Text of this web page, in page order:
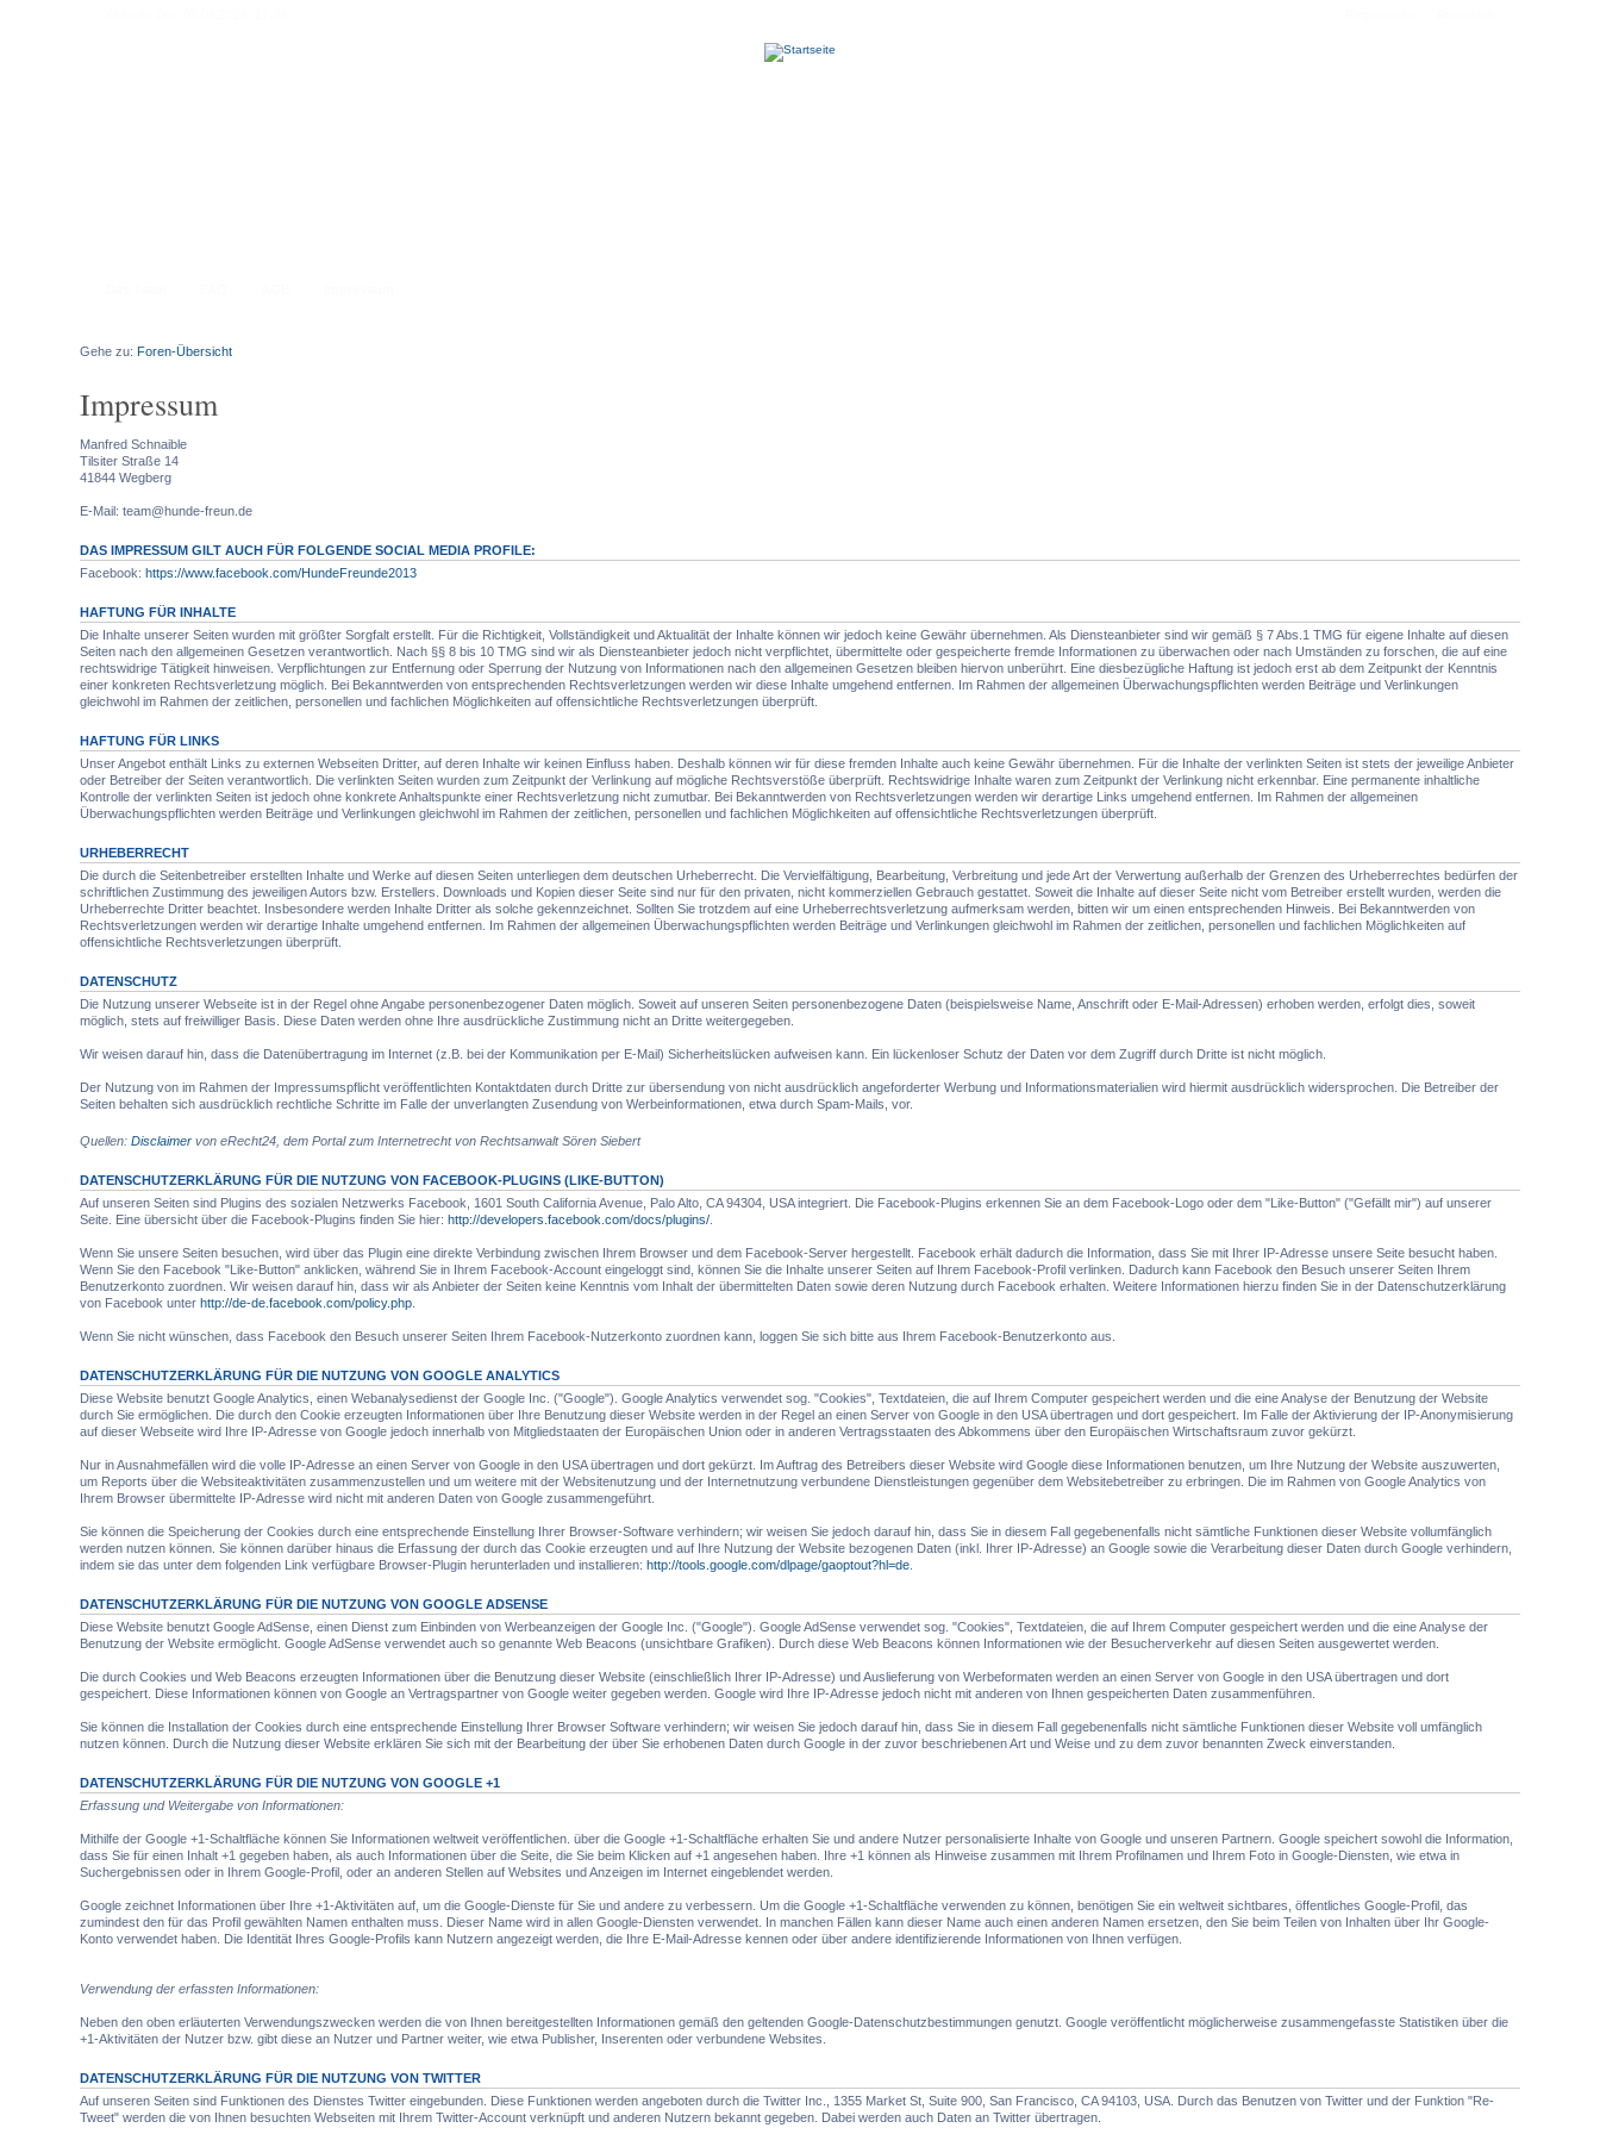
Gehe zu: Foren-Übersicht
Impressum
Manfred Schnaible
Tilsiter Straße 14
41844 Wegberg
E-Mail: team@hunde-freun.de
DAS IMPRESSUM GILT AUCH FÜR FOLGENDE SOCIAL MEDIA PROFILE:
Facebook:https://www.facebook.com/HundeFreunde2013
HAFTUNG FÜR INHALTE
Die Inhalte unserer Seiten wurden mit größter Sorgfalt erstellt. Für die Richtigkeit, Vollständigkeit und Aktualität der Inhalte können wir jedoch keine Gewähr übernehmen. Als Diensteanbieter sind wir gemäß § 7 Abs.1 TMG für eigene Inhalte auf diesen
Seiten nach den allgemeinen Gesetzen verantwortlich. Nach §§ 8 bis 10 TMG sind wir als Diensteanbieter jedoch nicht verpflichtet, übermittelte oder gespeicherte fremde Informationen zu überwachen oder nach Umständen zu forschen, die auf eine
rechtswidrige Tätigkeit hinweisen. Verpflichtungen zur Entfernung oder Sperrung der Nutzung von Informationen nach den allgemeinen Gesetzen bleiben hiervon unberührt. Eine diesbezügliche Haftung ist jedoch erst ab dem Zeitpunkt der Kenntnis
einer konkreten Rechtsverletzung möglich. Bei Bekanntwerden von entsprechenden Rechtsverletzungen werden wir diese Inhalte umgehend entfernen. Im Rahmen der allgemeinen Überwachungspflichten werden Beiträge und Verlinkungen
gleichwohl im Rahmen der zeitlichen, personellen und fachlichen Möglichkeiten auf offensichtliche Rechtsverletzungen überprüft.
HAFTUNG FÜR LINKS
Unser Angebot enthält Links zu externen Webseiten Dritter, auf deren Inhalte wir keinen Einfluss haben. Deshalb können wir für diese fremden Inhalte auch keine Gewähr übernehmen. Für die Inhalte der verlinkten Seiten ist stets der jeweilige Anbieter
oder Betreiber der Seiten verantwortlich. Die verlinkten Seiten wurden zum Zeitpunkt der Verlinkung auf mögliche Rechtsverstöße überprüft. Rechtswidrige Inhalte waren zum Zeitpunkt der Verlinkung nicht erkennbar. Eine permanente inhaltliche
Kontrolle der verlinkten Seiten ist jedoch ohne konkrete Anhaltspunkte einer Rechtsverletzung nicht zumutbar. Bei Bekanntwerden von Rechtsverletzungen werden wir derartige Links umgehend entfernen. Im Rahmen der allgemeinen
Überwachungspflichten werden Beiträge und Verlinkungen gleichwohl im Rahmen der zeitlichen, personellen und fachlichen Möglichkeiten auf offensichtliche Rechtsverletzungen überprüft.
URHEBERRECHT
Die durch die Seitenbetreiber erstellten Inhalte und Werke auf diesen Seiten unterliegen dem deutschen Urheberrecht. Die Vervielfältigung, Bearbeitung, Verbreitung und jede Art der Verwertung außerhalb der Grenzen des Urheberrechtes bedürfen der
schriftlichen Zustimmung des jeweiligen Autors bzw. Erstellers. Downloads und Kopien dieser Seite sind nur für den privaten, nicht kommerziellen Gebrauch gestattet. Soweit die Inhalte auf dieser Seite nicht vom Betreiber erstellt wurden, werden die
Urheberrechte Dritter beachtet. Insbesondere werden Inhalte Dritter als solche gekennzeichnet. Sollten Sie trotzdem auf eine Urheberrechtsverletzung aufmerksam werden, bitten wir um einen entsprechenden Hinweis. Bei Bekanntwerden von
Rechtsverletzungen werden wir derartige Inhalte umgehend entfernen. Im Rahmen der allgemeinen Überwachungspflichten werden Beiträge und Verlinkungen gleichwohl im Rahmen der zeitlichen, personellen und fachlichen Möglichkeiten auf
offensichtliche Rechtsverletzungen überprüft.
DATENSCHUTZ
Die Nutzung unserer Webseite ist in der Regel ohne Angabe personenbezogener Daten möglich. Soweit auf unseren Seiten personenbezogene Daten (beispielsweise Name, Anschrift oder E-Mail-Adressen) erhoben werden, erfolgt dies, soweit
möglich, stets auf freiwilliger Basis. Diese Daten werden ohne Ihre ausdrückliche Zustimmung nicht an Dritte weitergegeben.
Wir weisen darauf hin, dass die Datenübertragung im Internet (z.B. bei der Kommunikation per E-Mail) Sicherheitslücken aufweisen kann. Ein lückenloser Schutz der Daten vor dem Zugriff durch Dritte ist nicht möglich.
Der Nutzung von im Rahmen der Impressumspflicht veröffentlichten Kontaktdaten durch Dritte zur übersendung von nicht ausdrücklich angeforderter Werbung und Informationsmaterialien wird hiermit ausdrücklich widersprochen. Die Betreiber der
Seiten behalten sich ausdrücklich rechtliche Schritte im Falle der unverlangten Zusendung von Werbeinformationen, etwa durch Spam-Mails, vor.
Quellen:Disclaimer von eRecht24, dem Portal zum Internetrecht von Rechtsanwalt Sören Siebert
DATENSCHUTZERKLÄRUNG FÜR DIE NUTZUNG VON FACEBOOK-PLUGINS (LIKE-BUTTON)
Auf unseren Seiten sind Plugins des sozialen Netzwerks Facebook, 1601 South California Avenue, Palo Alto, CA 94304, USA integriert. Die Facebook-Plugins erkennen Sie an dem Facebook-Logo oder dem "Like-Button" ("Gefällt mir") auf unserer
Seite. Eine übersicht über die Facebook-Plugins finden Sie hier:http://developers.facebook.com/docs/plugins/
Wenn Sie unsere Seiten besuchen, wird über das Plugin eine direkte Verbindung zwischen Ihrem Browser und dem Facebook-Server hergestellt. Facebook erhält dadurch die Information, dass Sie mit Ihrer IP-Adresse unsere Seite besucht haben.
Wenn Sie den Facebook "Like-Button" anklicken, während Sie in Ihrem Facebook-Account eingeloggt sind, können Sie die Inhalte unserer Seiten auf Ihrem Facebook-Profil verlinken. Dadurch kann Facebook den Besuch unserer Seiten Ihrem
Benutzerkonto zuordnen. Wir weisen darauf hin, dass wir als Anbieter der Seiten keine Kenntnis vom Inhalt der übermittelten Daten sowie deren Nutzung durch Facebook erhalten. Weitere Informationen hierzu finden Sie in der Datenschutzerklärung
von Facebook unterhttp://de-de.facebook.com/policy.php
Wenn Sie nicht wünschen, dass Facebook den Besuch unserer Seiten Ihrem Facebook-Nutzerkonto zuordnen kann, loggen Sie sich bitte aus Ihrem Facebook-Benutzerkonto aus.
DATENSCHUTZERKLÄRUNG FÜR DIE NUTZUNG VON GOOGLE ANALYTICS
Diese Website benutzt Google Analytics, einen Webanalysedienst der Google Inc. ("Google"). Google Analytics verwendet sog. "Cookies", Textdateien, die auf Ihrem Computer gespeichert werden und die eine Analyse der Benutzung der Website
durch Sie ermöglichen. Die durch den Cookie erzeugten Informationen über Ihre Benutzung dieser Website werden in der Regel an einen Server von Google in den USA übertragen und dort gespeichert. Im Falle der Aktivierung der IP-Anonymisierung
auf dieser Webseite wird Ihre IP-Adresse von Google jedoch innerhalb von Mitgliedstaaten der Europäischen Union oder in anderen Vertragsstaaten des Abkommens über den Europäischen Wirtschaftsraum zuvor gekürzt.
Nur in Ausnahmefällen wird die volle IP-Adresse an einen Server von Google in den USA übertragen und dort gekürzt. Im Auftrag des Betreibers dieser Website wird Google diese Informationen benutzen, um Ihre Nutzung der Website auszuwerten,
um Reports über die Websiteaktivitäten zusammenzustellen und um weitere mit der Websitenutzung und der Internetnutzung verbundene Dienstleistungen gegenüber dem Websitebetreiber zu erbringen. Die im Rahmen von Google Analytics von
Ihrem Browser übermittelte IP-Adresse wird nicht mit anderen Daten von Google zusammengeführt.
Sie können die Speicherung der Cookies durch eine entsprechende Einstellung Ihrer Browser-Software verhindern; wir weisen Sie jedoch darauf hin, dass Sie in diesem Fall gegebenenfalls nicht sämtliche Funktionen dieser Website vollumfänglich
werden nutzen können. Sie können darüber hinaus die Erfassung der durch das Cookie erzeugten und auf Ihre Nutzung der Website bezogenen Daten (inkl. Ihrer IP-Adresse) an Google sowie die Verarbeitung dieser Daten durch Google verhindern,
indem sie das unter dem folgenden Link verfügbare Browser-Plugin herunterladen und installieren:http://tools.google.com/dlpage/gaoptout?hl=de
DATENSCHUTZERKLÄRUNG FÜR DIE NUTZUNG VON GOOGLE ADSENSE
Diese Website benutzt Google AdSense, einen Dienst zum Einbinden von Werbeanzeigen der Google Inc. ("Google"). Google AdSense verwendet sog. "Cookies", Textdateien, die auf Ihrem Computer gespeichert werden und die eine Analyse der
Benutzung der Website ermöglicht. Google AdSense verwendet auch so genannte Web Beacons (unsichtbare Grafiken). Durch diese Web Beacons können Informationen wie der Besucherverkehr auf diesen Seiten ausgewertet werden.
Die durch Cookies und Web Beacons erzeugten Informationen über die Benutzung dieser Website (einschließlich Ihrer IP-Adresse) und Auslieferung von Werbeformaten werden an einen Server von Google in den USA übertragen und dort
gespeichert. Diese Informationen können von Google an Vertragspartner von Google weiter gegeben werden. Google wird Ihre IP-Adresse jedoch nicht mit anderen von Ihnen gespeicherten Daten zusammenführen.
Sie können die Installation der Cookies durch eine entsprechende Einstellung Ihrer Browser Software verhindern; wir weisen Sie jedoch darauf hin, dass Sie in diesem Fall gegebenenfalls nicht sämtliche Funktionen dieser Website voll umfänglich
nutzen können. Durch die Nutzung dieser Website erklären Sie sich mit der Bearbeitung der über Sie erhobenen Daten durch Google in der zuvor beschriebenen Art und Weise und zu dem zuvor benannten Zweck einverstanden.
DATENSCHUTZERKLÄRUNG FÜR DIE NUTZUNG VON GOOGLE +1
Erfassung und Weitergabe von Informationen:
Mithilfe der Google +1-Schaltfläche können Sie Informationen weltweit veröffentlichen. über die Google +1-Schaltfläche erhalten Sie und andere Nutzer personalisierte Inhalte von Google und unseren Partnern. Google speichert sowohl die Information,
dass Sie für einen Inhalt +1 gegeben haben, als auch Informationen über die Seite, die Sie beim Klicken auf +1 angesehen haben. Ihre +1 können als Hinweise zusammen mit Ihrem Profilnamen und Ihrem Foto in Google-Diensten, wie etwa in
Suchergebnissen oder in Ihrem Google-Profil, oder an anderen Stellen auf Websites und Anzeigen im Internet eingeblendet werden.
Google zeichnet Informationen über Ihre +1-Aktivitäten auf, um die Google-Dienste für Sie und andere zu verbessern. Um die Google +1-Schaltfläche verwenden zu können, benötigen Sie ein weltweit sichtbares, öffentliches Google-Profil, das
zumindest den für das Profil gewählten Namen enthalten muss. Dieser Name wird in allen Google-Diensten verwendet. In manchen Fällen kann dieser Name auch einen anderen Namen ersetzen, den Sie beim Teilen von Inhalten über Ihr Google-
Konto verwendet haben. Die Identität Ihres Google-Profils kann Nutzern angezeigt werden, die Ihre E-Mail-Adresse kennen oder über andere identifizierende Informationen von Ihnen verfügen.
Verwendung der erfassten Informationen:
Neben den oben erläuterten Verwendungszwecken werden die von Ihnen bereitgestellten Informationen gemäß den geltenden Google-Datenschutzbestimmungen genutzt. Google veröffentlicht möglicherweise zusammengefasste Statistiken über die
+1-Aktivitäten der Nutzer bzw. gibt diese an Nutzer und Partner weiter, wie etwa Publisher, Inserenten oder verbundene Websites.
DATENSCHUTZERKLÄRUNG FÜR DIE NUTZUNG VON TWITTER
Auf unseren Seiten sind Funktionen des Dienstes Twitter eingebunden. Diese Funktionen werden angeboten durch die Twitter Inc., 1355 Market St, Suite 900, San Francisco, CA 94103, USA. Durch das Benutzen von Twitter und der Funktion "Re-
Tweet" werden die von Ihnen besuchten Webseiten mit Ihrem Twitter-Account verknüpft und anderen Nutzern bekannt gegeben. Dabei werden auch Daten an Twitter übertragen.